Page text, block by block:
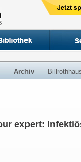
Archiv
expert: